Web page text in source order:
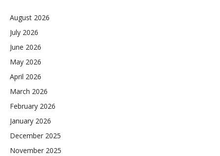
August 2026
July 2026
June 2026
May 2026
April 2026
March 2026
February 2026
January 2026
December 2025
November 2025